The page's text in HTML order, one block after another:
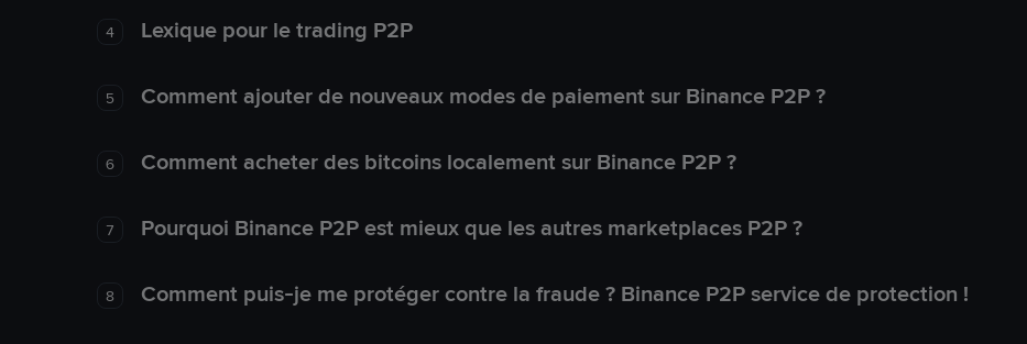
4 Lexique pour le trading P2P
5 Comment ajouter de nouveaux modes de paiement sur Binance P2P ?
6 Comment acheter des bitcoins localement sur Binance P2P ?
7 Pourquoi Binance P2P est mieux que les autres marketplaces P2P ?
8 Comment puis-je me protéger contre la fraude ? Binance P2P service de protection !